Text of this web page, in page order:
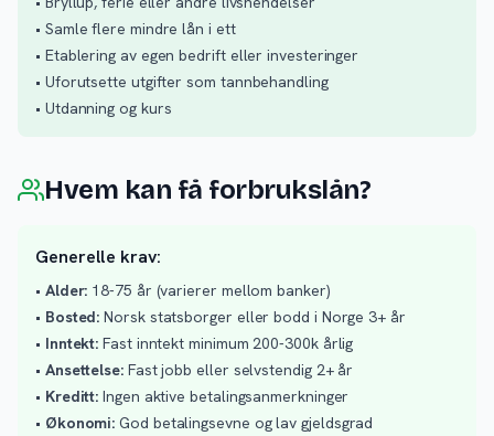
• Samle flere mindre lån i ett
• Etablering av egen bedrift eller investeringer
• Uforutsette utgifter som tannbehandling
• Utdanning og kurs
Hvem kan få forbrukslån?
Generelle krav:
• Alder: 18-75 år (varierer mellom banker)
• Bosted: Norsk statsborger eller bodd i Norge 3+ år
• Inntekt: Fast inntekt minimum 200-300k årlig
• Ansettelse:Fast jobb eller selvstendig 2+ år
• Kreditt: Ingen aktive betalingsanmerkninger
• Økonomi: God betalingsevne og lav gjeldsgrad